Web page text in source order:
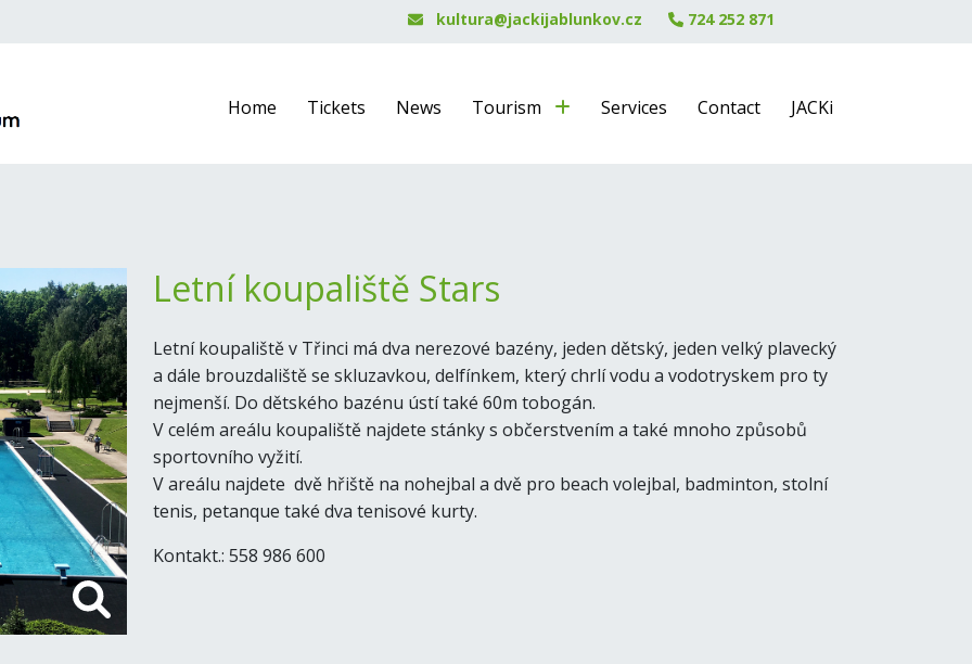
kultura@jackijablunkov.cz 724 252 871
Home Tickets News Tourism Services Contact JACKi
Letní koupaliště Stars
Letní koupaliště v Třinci má dva nerezové bazény, jeden dětský, jeden velký plavecký
a dále brouzdaliště se skluzavkou, delfínkem, který chrlí vodu a vodotryskem pro ty
nejmenší. Do dětského bazénu ústí také 60m tobogán.
V celém areálu koupaliště najdete stánky s občerstvením a také mnoho způsobů
sportovního vyžití.
V areálu najdete dvě hřiště na nohejbal a dvě pro beach volejbal, badminton, stolní
tenis, petanque také dva tenisové kurty.
Kontakt.: 558 986 600